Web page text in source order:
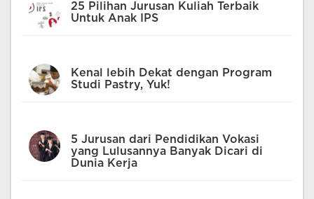
25 Pilihan Jurusan Kuliah Terbaik
Untuk Anak IPS
Kenal lebih Dekat dengan Program
Studi Pastry, Yuk!
5 Jurusan dari Pendidikan Vokasi
yang Lulusannya Banyak Dicari di
Dunia Kerja